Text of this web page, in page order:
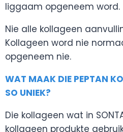
liggaam opgeneem word.
Nie alle kollageen
Kollageen word nie
opgeneem nie.
WAT MAAK DIE PEPTAN
SO UNIEK?
Die kollageen wat in
kollageen produkte